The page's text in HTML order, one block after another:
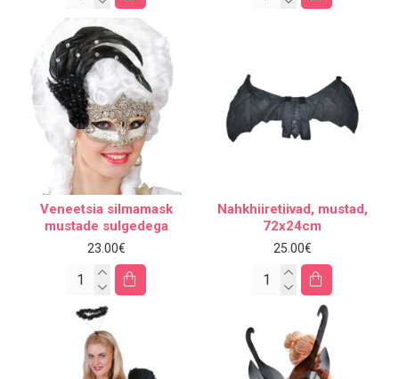
Veneetsia silmamask
mustade sulgedega
23.00€
Nahkhiiretiivad, mustad,
72x24cm
25.00€